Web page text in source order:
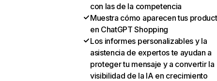
con las de la competencia
Muestra cómo aparecen tus
en ChatGPT Shopping
Los informes personalizables y la
asistencia de expertos te ayudan a
proteger tu mensaje y a convertir la
visibilidad de la IA en crecimiento